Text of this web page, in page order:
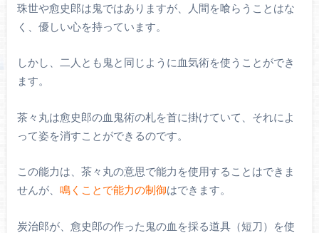
珠世や愈史郎は鬼ではありますが、人間を喰らうことはな
く、優しい心を持っています。
しかし、二人とも鬼と同じように血気術を使うことができ
ます。
茶々丸は愈史郎の血鬼術の札を首に掛けていて、それによ
って姿を消すことができるのです。
この能力は、茶々丸の意思で能力を使用することはできま
せんが、 鳴くことで能力の制御はできます。
炭治郎が、愈史郎の作った鬼の血を採る道具（短刀）を使